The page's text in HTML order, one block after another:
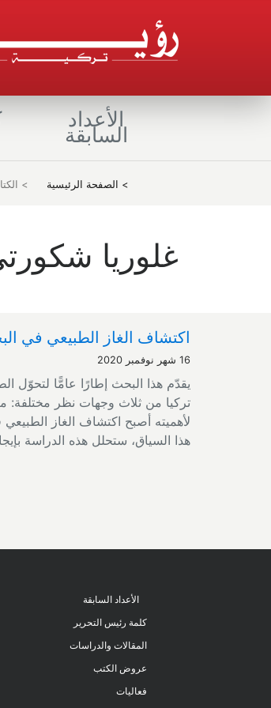
الأعداد
السابقة
> الصفحة الرئيسية >
غلوريا
اكتشاف الغاز الطبيعي في
16 شهر نوفمبر 2020
يقدّم هذا البحث إطارًا عامًّا لتحوّل
تركيا من ثلاث وجهات نظر مختلفة:
لأهميته أصبح اكتشاف الغاز
هذا السياق، ستحلل هذه الدراسة
الأعداد السابقة
كلمة رئيس التحرير
المقالات والدراسات
عروض الكتب
فعاليات